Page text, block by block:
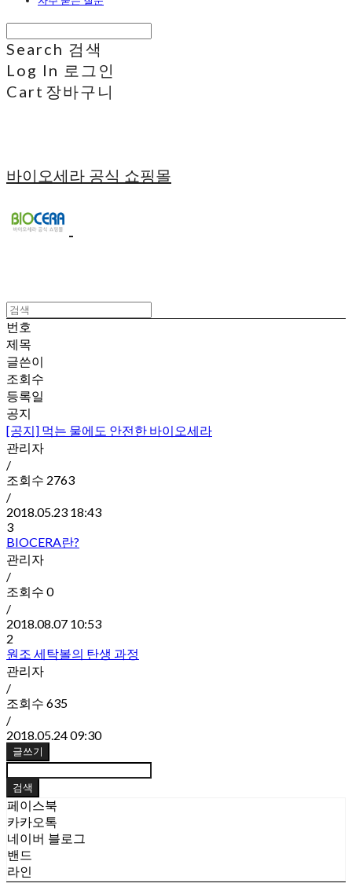
Search 검색
Log In 로그인
Cart 장바구니
바이오세라 공식 쇼핑몰
번호
제목
글쓴이
조회수
등록일
공지
[공지] 먹는 물에도 안전한 바이오세라
관리자
/
조회수 2763
/
2018.05.23 18:43
3
BIOCERA란?
관리자
/
조회수 0
/
2018.08.07 10:53
2
원조 세탁볼의 탄생 과정
관리자
/
조회수 635
/
2018.05.24 09:30
글쓰기
검색
페이스북
카카오톡
네이버 블로그
밴드
라인